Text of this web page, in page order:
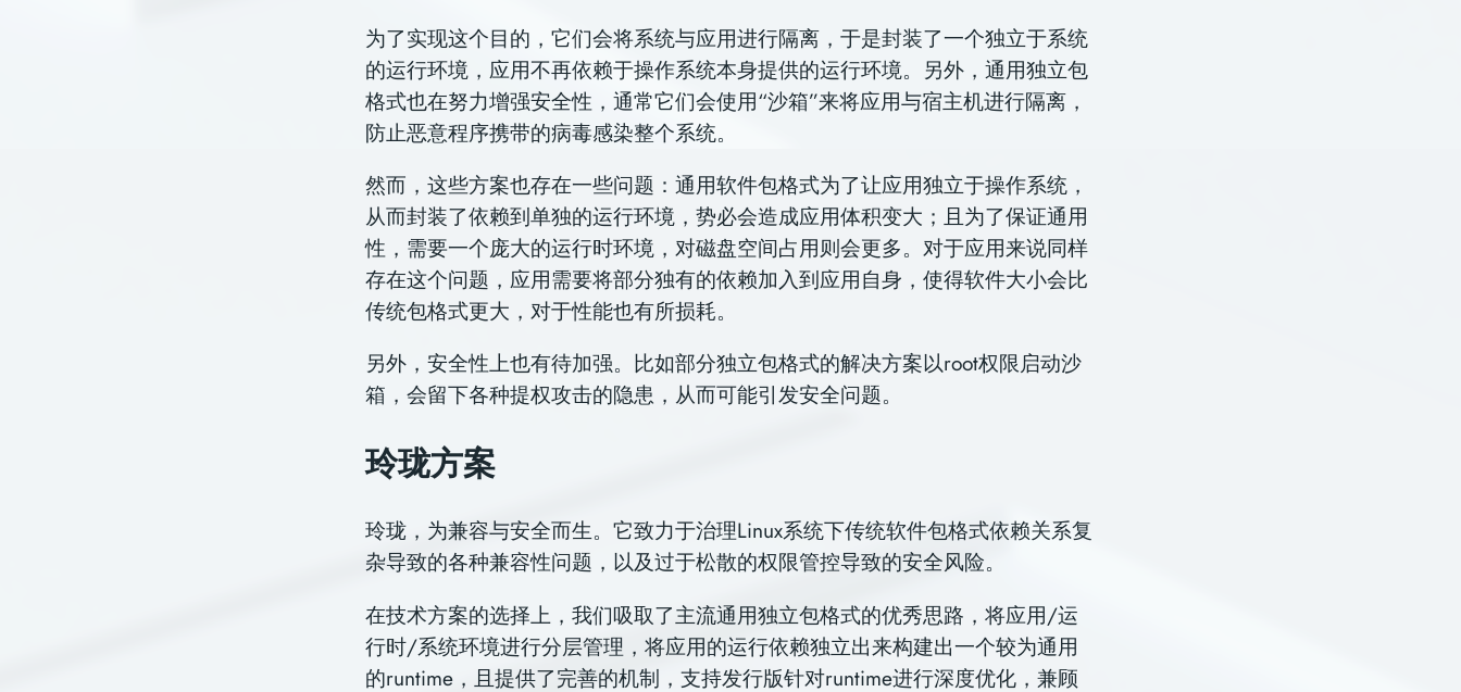
为了实现这个目的，它们会将系统与应用进行隔离，于是封装了一个独立于系统
的运行环境，应用不再依赖于操作系统本身提供的运行环境。另外，通用独立包
格式也在努力增强安全性，通常它们会使用“沙箱”来将应用与宿主机进行隔离，
防止恶意程序携带的病毒感染整个系统。
然而，这些方案也存在一些问题：通用软件包格式为了让应用独立于操作系统，
从而封装了依赖到单独的运行环境，势必会造成应用体积变大；且为了保证通用
性，需要一个庞大的运行时环境，对磁盘空间占用则会更多。对于应用来说同样
存在这个问题，应用需要将部分独有的依赖加入到应用自身，使得软件大小会比
传统包格式更大，对于性能也有所损耗。
另外，安全性上也有待加强。比如部分独立包格式的解决方案以root权限启动沙
箱，会留下各种提权攻击的隐患，从而可能引发安全问题。
玲珑方案
玲珑，为兼容与安全而生。它致力于治理Linux系统下传统软件包格式依赖关系复
杂导致的各种兼容性问题，以及过于松散的权限管控导致的安全风险。
在技术方案的选择上，我们吸取了主流通用独立包格式的优秀思路，将应用/运
行时/系统环境进行分层管理，将应用的运行依赖独立出来构建出一个较为通用
的runtime，且提供了完善的机制，支持发行版针对runtime进行深度优化，兼顾